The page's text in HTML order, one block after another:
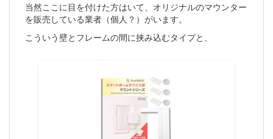
当然ここに目を付けた方はいて、オリジナルのマウンター
を販売している業者（個人？）がいます。
こういう壁とフレームの間に挟み込むタイプと、